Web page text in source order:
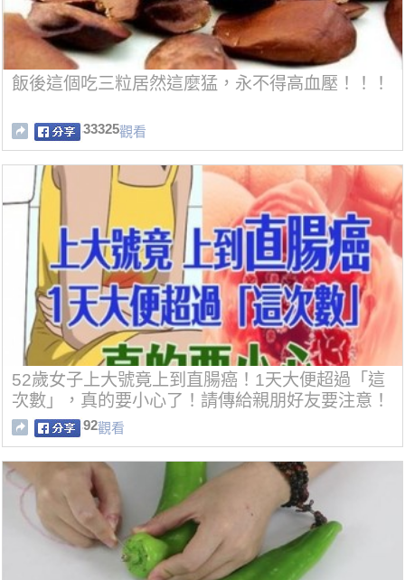
飯後這個吃三粒居然這麼猛，永不得高血壓！！！
33325觀看
52歲女子上大號竟上到直腸癌！1天大便超過「這
次數」，真的要小心了！請傳給親朋好友要注意！
92觀看